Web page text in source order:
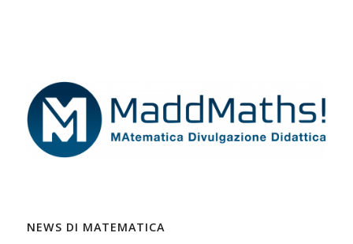
NEWS DI MATEMATICA